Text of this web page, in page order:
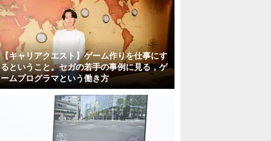
【キャリアクエスト】ゲーム作りを仕事にす
るということ。セガの若手の事例に見る，ゲ
ームプログラマという働き方